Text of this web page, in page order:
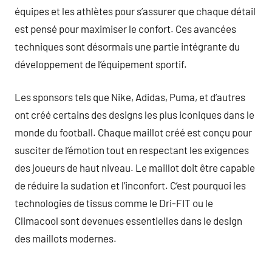
équipes et les athlètes pour s’assurer que chaque détail
est pensé pour maximiser le confort. Ces avancées
techniques sont désormais une partie intégrante du
développement de l’équipement sportif.
Les sponsors tels que Nike, Adidas, Puma, et d’autres
ont créé certains des designs les plus iconiques dans le
monde du football. Chaque maillot créé est conçu pour
susciter de l’émotion tout en respectant les exigences
des joueurs de haut niveau. Le maillot doit être capable
de réduire la sudation et l’inconfort. C’est pourquoi les
technologies de tissus comme le Dri-FIT ou le
Climacool sont devenues essentielles dans le design
des maillots modernes.